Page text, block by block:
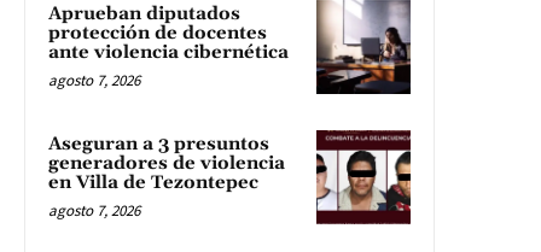
Aprueban diputados
protección de docentes
ante violencia cibernética
agosto 7, 2026
Aseguran a 3 presuntos
generadores de violencia
en Villa de Tezontepec
agosto 7, 2026